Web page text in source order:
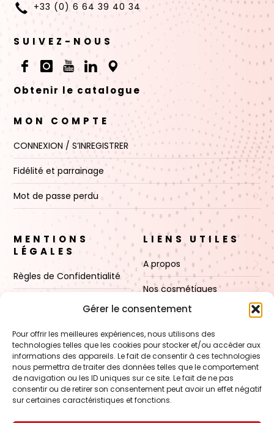
Gérer le consentement
Pour offrir les meilleures expériences, nous utilisons des
technologies telles que les cookies pour stocker et/ou accéder aux
informations des appareils. Le fait de consentir à ces technologies
nous permettra de traiter des données telles que le comportement
de navigation ou les ID uniques sur ce site. Le fait de ne pas
consentir ou de retirer son consentement peut avoir un effet négatif
sur certaines caractéristiques et fonctions.
+33 (0) 6 64 39 40 34
SUIVEZ-NOUS
Obtenir le catalogue
MON COMPTE
CONNEXION / S’INREGISTRER
Fidélité et parrainage
Mot de passe perdu
MENTIONS
LÉGALES
Règles de Confidentialité
Politique de cookies (UE)
LIENS UTILES
A propos
Nos cosmétiques
Nos cires
Boutique
Contact